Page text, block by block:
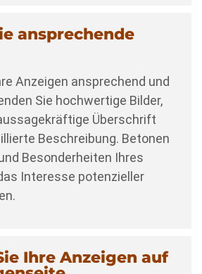
ansprechende
Anzeigen ansprechend und
Sie hochwertige Bilder,
Überschrift
Beschreibung. Betonen
Besonderheiten Ihres
Interesse potenzieller
Ihre Anzeigen auf